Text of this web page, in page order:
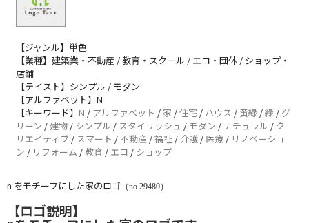
【ジャンル】単色
【業種】建築業・不動産 / 教育・スクール / エコ・団体 / ショップ・
店舗
【テイスト】シンプル / モダン
【アルファベット】N
【キーワード】 N / アルファベット / 家 /住宅 / ハウス /黄緑 /緑 / グ
リーン /建物 / シンプル / スタイリッシュ / モダン / ナチュラル / ク
リエイティブ / スマート / 不動産 /福祉 / 介護 / 医療 / リノベーショ
ン / リフォーム / 教育 / エコ / ショップ
n をモチーフにした家のロゴ （no.29480）
【ロゴ説明】